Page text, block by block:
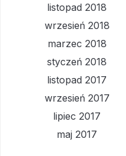
listopad 2018
wrzesień 2018
marzec 2018
styczeń 2018
listopad 2017
wrzesień 2017
lipiec 2017
maj 2017